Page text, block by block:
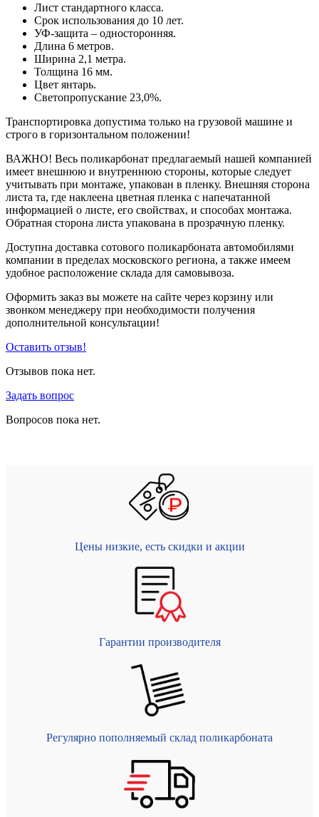
Лист стандартного класса.
Срок использования до 10 лет.
УФ-защита – односторонняя.
Длина 6 метров.
Ширина 2,1 метра.
Толщина 16 мм.
Цвет янтарь.
Светопропускание 23,0%.
Транспортировка допустима только на грузовой машине и
строго в горизонтальном положении!
ВАЖНО! Весь поликарбонат предлагаемый нашей компанией
имеет внешнюю и внутреннюю стороны, которые следует
учитывать при монтаже, упакован в пленку. Внешняя сторона
листа та, где наклеена цветная пленка с напечатанной
информацией о листе, его свойствах, и способах монтажа.
Обратная сторона листа упакована в прозрачную пленку.
Доступна доставка сотового поликарбоната автомобилями
компании в пределах московского региона, а также имеем
удобное расположение склада для самовывоза.
Оформить заказ вы можете на сайте через корзину или
звонком менеджеру при необходимости получения
дополнительной консультации!
Оставить отзыв!
Отзывов пока нет.
Задать вопрос
Вопросов пока нет.
Цены низкие, есть скидки и акции
Гарантии производителя
Регулярно пополняемый склад поликарбоната